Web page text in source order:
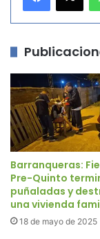
Barranqueras:
Pre-Quinto
puñaladas y
una vivienda
18 de mayo de 2025